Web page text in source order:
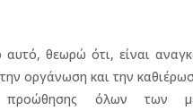
αυτό, θεωρώ ότι, είναι
οργάνωση και την
προώθησης όλων των